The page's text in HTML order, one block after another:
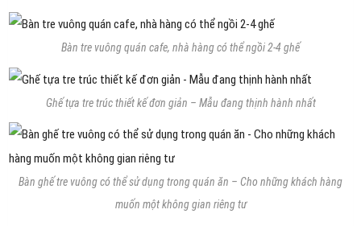
Bàn tre vuông quán cafe, nhà hàng có thể ngồi 2-4 ghế
Ghế tựa tre trúc thiết kế đơn giản – Mẫu đang thịnh hành nhất
Bàn ghế tre vuông có thể sử dụng trong quán ăn – Cho những khách hàng
muốn một không gian riêng tư